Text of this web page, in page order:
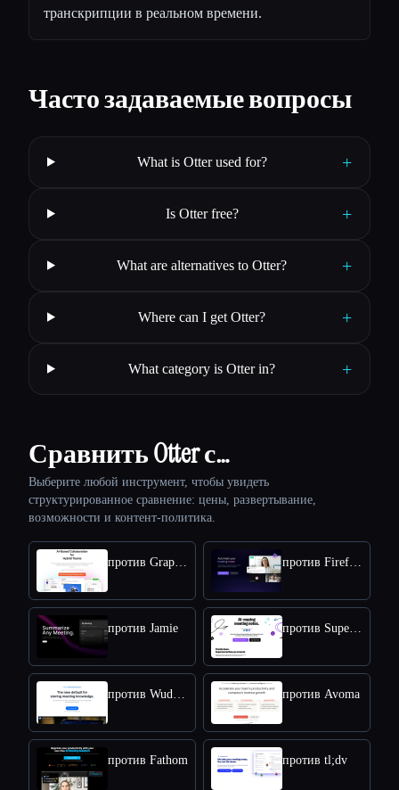
транскрипции в реальном времени.
Часто задаваемые вопросы
What is Otter used for? +
Is Otter free? +
What are alternatives to Otter? +
Where can I get Otter? +
What category is Otter in? +
Сравнить Otter с…
Выберите любой инструмент, чтобы увидеть
структурированное сравнение: цены, развертывание,
возможности и контент-политика.
против Jamie
против Avoma
против Fathom против tl;dv